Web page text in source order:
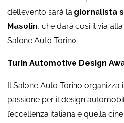
dell’evento sarà la giornalista
Masolin, che darà così il via
Salone Auto Torino.
Turin Automotive Design
Il Salone Auto Torino
passione per il design
l’eccellenza italiana e quella